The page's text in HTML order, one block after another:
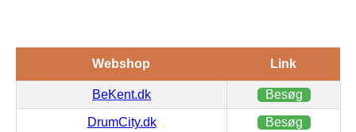
Webshop Link
BeKent.dk Besøg
DrumCity.dk Besøg